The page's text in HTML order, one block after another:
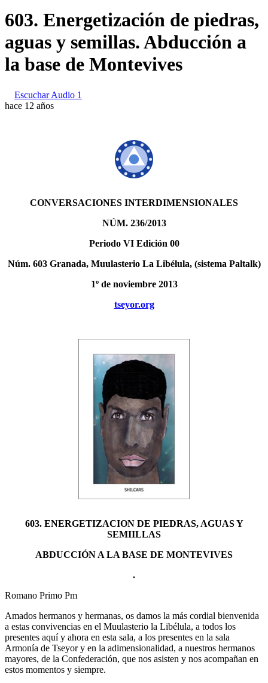
603. Energetización de piedras,
aguas y semillas. Abducción a
la base de Montevives
Escuchar Audio 1
hace 12 años
CONVERSACIONES INTERDIMENSIONALES
NÚM. 236/2013
Periodo VI Edición 00
Núm. 603 Granada, Muulasterio La Libélula, (sistema Paltalk)
1º de noviembre 2013
tseyor.org
603. ENERGETIZACION DE PIEDRAS, AGUAS Y
SEMIILLAS
ABDUCCIÓN A LA BASE DE MONTEVIVES
.
Romano Primo Pm
Amados hermanos y hermanas, os damos la más cordial bienvenida
a estas convivencias en el Muulasterio la Libélula, a todos los
presentes aquí y ahora en esta sala, a los presentes en la sala
Armonía de Tseyor y en la adimensionalidad, a nuestros hermanos
mayores, de la Confederación, que nos asisten y nos acompañan en
estos momentos y siempre.